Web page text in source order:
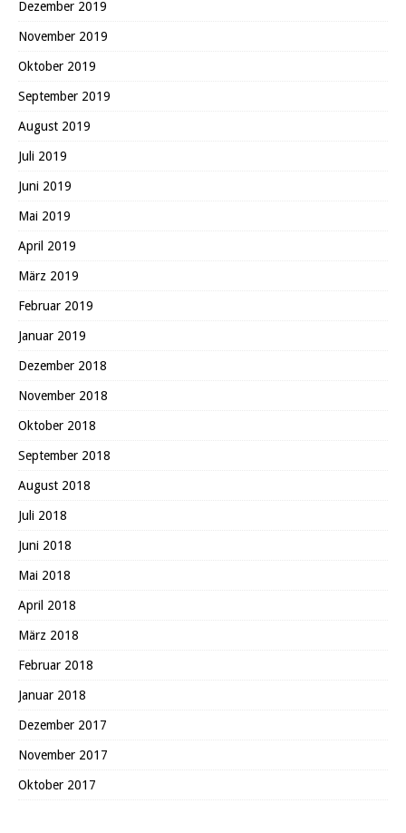
Dezember 2019
November 2019
Oktober 2019
September 2019
August 2019
Juli 2019
Juni 2019
Mai 2019
April 2019
März 2019
Februar 2019
Januar 2019
Dezember 2018
November 2018
Oktober 2018
September 2018
August 2018
Juli 2018
Juni 2018
Mai 2018
April 2018
März 2018
Februar 2018
Januar 2018
Dezember 2017
November 2017
Oktober 2017